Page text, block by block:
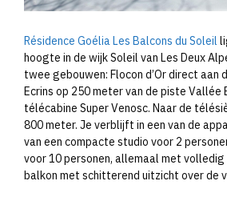
Résidence Goélia Les Balcons du Soleil
hoogte in de wijk Soleil van Les Deux
twee gebouwen: Flocon d’Or direct aan
Ecrins op 250 meter van de piste Vallée
télécabine Super Venosc. Naar de
800 meter. Je verblijft in een van de
van een compacte studio voor 2
voor 10 personen, allemaal met
balkon met schitterend uitzicht over de